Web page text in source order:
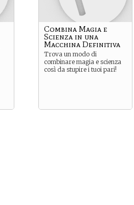
Combina Magia e
Scienza in una
Macchina Definitiva
Trova un modo di
combinare magia e scienza
così da stupire i tuoi pari!